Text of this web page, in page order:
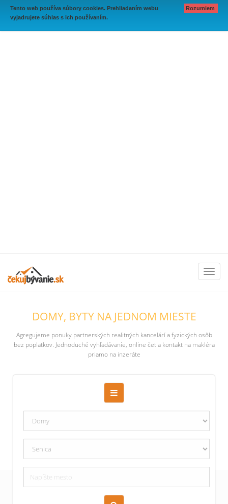
Tento web používa súbory cookies. Prehliadaním webu
vyjadrujete súhlas s ich používaním.
Rozumiem
DOMY, BYTY NA JEDNOM MIESTE
Agregujeme ponuky partnerských realitných kancelárí a fyzických osôb
bez poplatkov. Jednoduché vyhľadávanie, online čet a kontakt na makléra
priamo na inzeráte
Zoraď podľa času pridania